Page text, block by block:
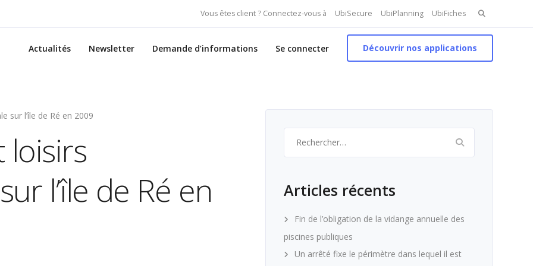
Vous êtes client ? Connectez-vous à UbiSecure UbiPlanning UbiFiches Search
for:
Actualités Newsletter Demande d’informations Se connecter Découvrir nos applications
sur l’île de Ré en 2009
loisirs
l’île de Ré en
Articles récents
Fin de l’obligation de la vidange annuelle des
piscines publiques
Un arrêté fixe le périmètre dans lequel il est